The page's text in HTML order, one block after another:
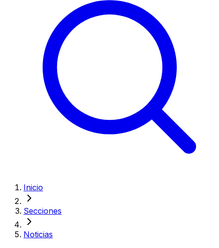
Inicio
Secciones
Noticias